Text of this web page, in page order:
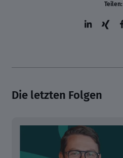
Teilen:
Die letzten Folgen